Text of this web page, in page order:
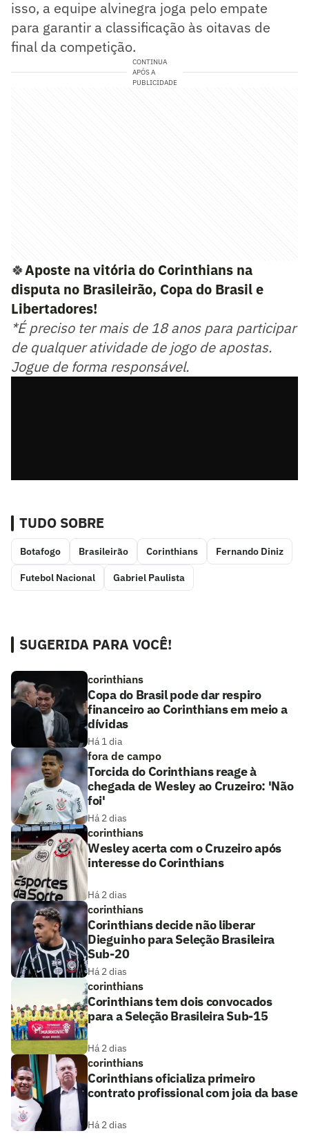
isso, a equipe alvinegra joga pelo empate
para garantir a classificação às oitavas de
final da competição.
CONTINUA
APÓS A
PUBLICIDADE
🍀Aposte na vitória do Corinthians na
disputa no Brasileirão, Copa do Brasil e
Libertadores!
*É preciso ter mais de 18 anos para participar
de qualquer atividade de jogo de apostas.
Jogue de forma responsável.
TUDO SOBRE
Botafogo Brasileirão Corinthians Fernando Diniz
Futebol Nacional Gabriel Paulista
SUGERIDA PARA VOCÊ!
corinthians
Copa do Brasil pode dar respiro
financeiro ao Corinthians em meio a
dívidas
Há 1 dia
fora de campo
Torcida do Corinthians reage à
chegada de Wesley ao Cruzeiro: 'Não
foi'
Há 2 dias
corinthians
Wesley acerta com o Cruzeiro após
interesse do Corinthians
Há 2 dias
corinthians
Corinthians decide não liberar
Dieguinho para Seleção Brasileira
Sub-20
Há 2 dias
corinthians
Corinthians tem dois convocados
para a Seleção Brasileira Sub-15
Há 2 dias
corinthians
Corinthians oficializa primeiro
contrato profissional com joia da base
Há 2 dias